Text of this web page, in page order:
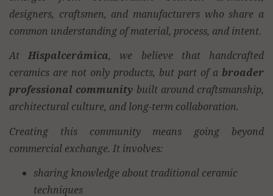
designers, craftsmen, and manufacturers who share a
common understanding of material, process, and intent.
AtHispalcerámica, we believe that handcrafted
ceramics are not only products, but part of a broader
professional community built around craftsmanship,
architectural culture, and long-term collaboration.
Creating this community means going beyond
commercial exchange. It involves:
sharing knowledge about traditional ceramic
techniques